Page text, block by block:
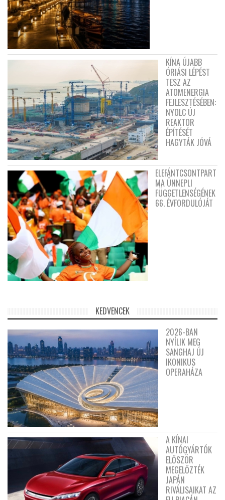
KÍNA ÚJABB
ÓRIÁSI LÉPÉST
TESZ AZ
ATOMENERGIA
FEJLESZTÉSÉBEN:
NYOLC ÚJ
REAKTOR
ÉPÍTÉSÉT
HAGYTÁK JÓVÁ
ELEFÁNTCSONTPART
MA ÜNNEPLI
FÜGGETLENSÉGÉNEK
66. ÉVFORDULÓJÁT
KEDVENCEK
2026-BAN
NYÍLIK MEG
SANGHAJ ÚJ
IKONIKUS
OPERAHÁZA
A KÍNAI
AUTÓGYÁRTÓK
ELŐSZÖR
MEGELŐZTÉK
JAPÁN
RIVÁLISAIKAT AZ